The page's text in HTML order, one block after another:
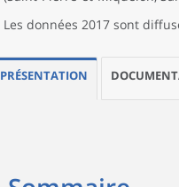
Les données 2017 sont
PRÉSENTATION